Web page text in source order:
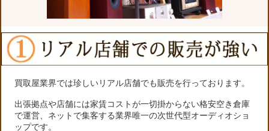
買取屋業界では珍しいリアル店舗でも販売を行っております。
出張拠点や店舗には家賃コストが一切掛からない格安空き倉庫
で運営、ネットで集客する業界唯一の次世代型オーディオショ
ップです。